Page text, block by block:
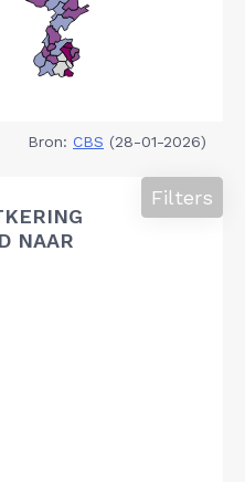
Bron: CBS (28-01-2026)
NAAR
Filters